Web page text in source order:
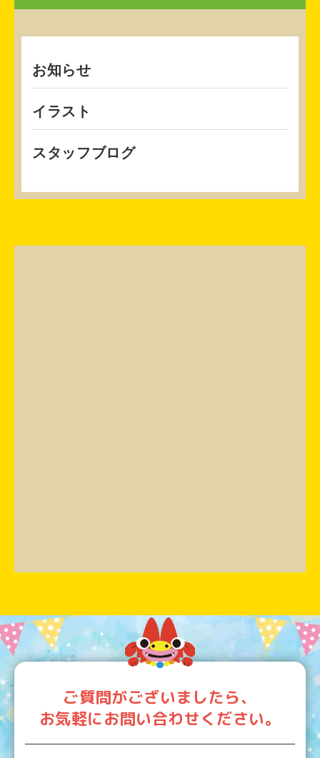
お知らせ
イラスト
スタッフブログ
ご質問がございましたら、
お気軽にお問い合わせください。